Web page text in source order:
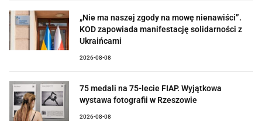
„Nie ma naszej zgody na mowę nienawiści”.
KOD zapowiada manifestację solidarności z
Ukraińcami
2026-08-08
75 medali na 75-lecie FIAP. Wyjątkowa
wystawa fotografii w Rzeszowie
2026-08-08